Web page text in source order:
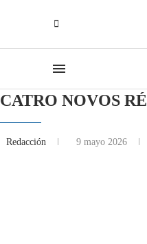
CATRO NOVOS
Redacción 9 mayo 2026